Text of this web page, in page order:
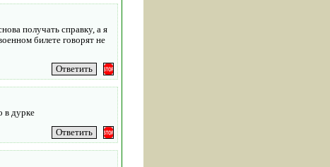
получать справку, а я
билете говорят не
в дурке